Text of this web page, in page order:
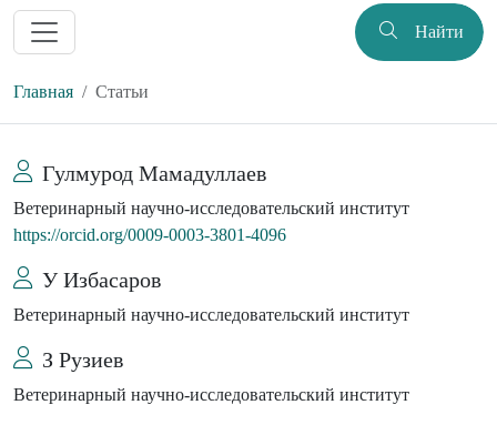
Найти
Главная Статьи
Гулмурод Мамадуллаев
Ветеринарный научно-исследовательский институт
https://orcid.org/0009-0003-3801-4096
У Избасаров
Ветеринарный научно-исследовательский институт
З Рузиев
Ветеринарный научно-исследовательский институт